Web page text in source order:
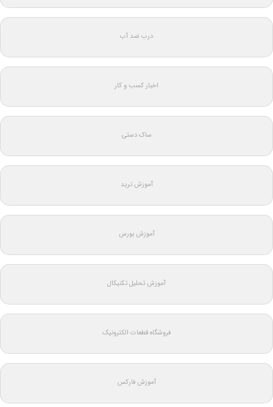
درب ضد آب
اخبار کسب و کار
ساک دستی
آموزش ترید
آموزش بورس
آموزش تحلیل تکنیکال
فروشگاه قطعات الکترونیک
آموزش فارکس